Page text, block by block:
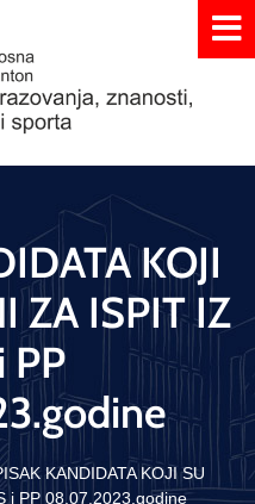
KOJI
ZA ISPIT IZ
PP
KANDIDATA KOJI SU
i PP 08.07.2023.godine